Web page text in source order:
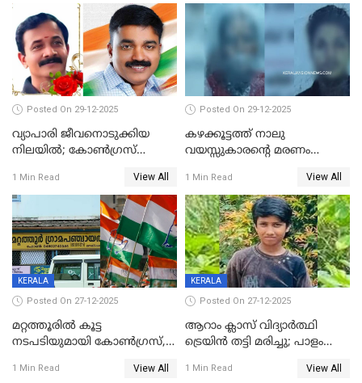
Posted On 29-12-2025
വ്യാപാരി ജീവനൊടുക്കിയ
നിലയില്‍; കോണ്‍ഗ്രസ്
മാനസികപീഡനമെന്ന് കുറിപ്പ്
1 Min Read View All
Posted On 29-12-2025
കഴക്കൂട്ടത്ത് നാലു
വയസ്സുകാരന്റെ മരണം
സുഹൃത്തും പൊലീസ്
കസ്റ്റഡിയിൽ
1 Min Read View All
KERALA
Posted On 27-12-2025
മറ്റത്തൂരിൽ കൂട്ട
നടപടിയുമായി കോണ്‍ഗ്രസ്,
എട്ട് പേര്‍ ഉള്‍പ്പെടെ
1 Min Read View All
KERALA
Posted On 27-12-2025
ആറാം ക്ലാസ് വിദ്യാർത്ഥി
ട്രെയിൻ തട്ടി മരിച്ചു; പാളം
അപകടം മലപ്പുറത്ത്
1 Min Read View All